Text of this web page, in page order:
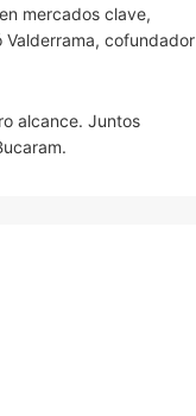
mercados clave,
cofundador
alcance. Juntos